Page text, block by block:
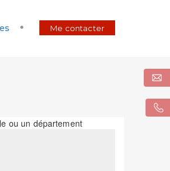
Me contacter
ou un département